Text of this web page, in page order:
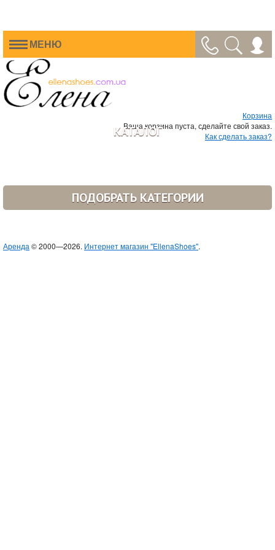
МЕНЮ
Корзина
Ваша корзина пуста, сделайте свой заказ.
Как сделать заказ?
КАТАЛОГ
ПОДОБРАТЬ КАТЕГОРИИ
Аренда © 2000—2026. Интернет магазин "EllenaShoes".